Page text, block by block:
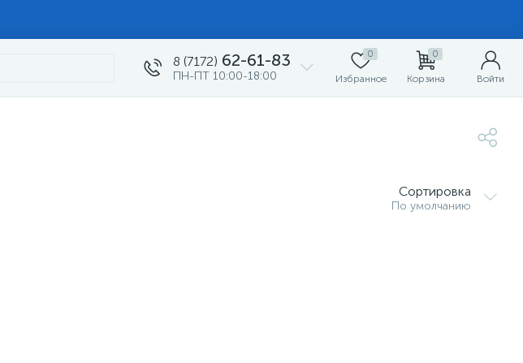
8 (7172) 62-61-83
ПН-ПТ 10:00-18:00
0
Избранное
0
Корзина Войти
Сортировка
По умолчанию